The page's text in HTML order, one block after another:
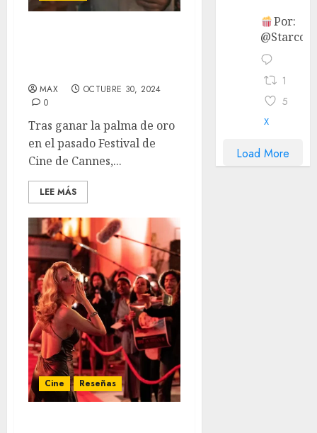
MAX
OCTUBRE 30, 2024
0
Tras ganar la palma de oro
en el pasado Festival de
Cine de Cannes,...
LEE MÁS
Cine Reseñas
Por:
1
5
X
Load More